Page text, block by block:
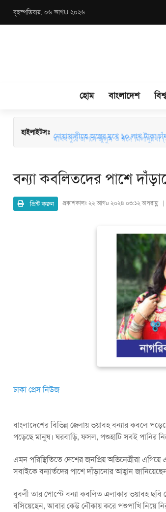
বৃহস্পতিবার, ০৬ আগU ২০২৬
হোম বাংলাদেশ বিশ্ব
হাইলাইটসঃ
নোয়াখালীতে অস্ত্রের মুখে ১০ লাখ টাকা
মাধবপুরে জশনে জুলুস ও ঈদে মিলাদুন্নবী
বন্যা কবলিতদের পাশে
প্রিন্ট করুন প্রকাশকালঃ ২২ আগu ২০২৪ ০৩:১২ অপরাহ্ণ |
ঢাকা প্রেস নিউজ
বাংলাদেশের বিভিন্ন জেলায় ভয়াবহ বন্যার কবলে
পড়েছে মানুষ। ঘরবাড়ি, ফসল, পশুহাটি সবই পানির
এমন পরিস্থিতিতে দেশের জনপ্রিয় অভিনেত্রীরা
সবাইকে বন্যার্তদের পাশে দাঁড়ানোর আহ্বান
বুবলী তার পোস্টে বন্যা কবলিত এলাকার ভয়াবহ ছবি
বসিয়েছেন, আবার কেউ নৌকায় করে পশুপাখি নিয়ে